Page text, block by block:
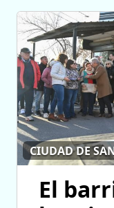
CIUDAD DE
El